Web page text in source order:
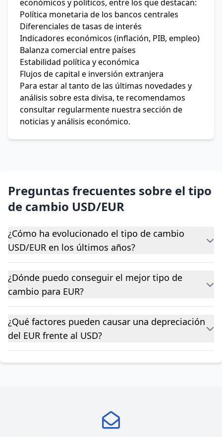
económicos y políticos, entre los que destacan:
Política monetaria de los bancos centrales
Diferenciales de tasas de interés
Indicadores económicos (inflación, PIB, empleo)
Balanza comercial entre países
Estabilidad política y económica
Flujos de capital e inversión extranjera
Para estar al tanto de las últimas novedades y
análisis sobre esta divisa, te recomendamos
consultar regularmente nuestra sección de
noticias y análisis económico.
Preguntas frecuentes sobre el tipo
de cambio USD/EUR
¿Cómo ha evolucionado el tipo de cambio
USD/EUR en los últimos años?
¿Dónde puedo conseguir el mejor tipo de
cambio para EUR?
¿Qué factores pueden causar una depreciación
del EUR frente al USD?